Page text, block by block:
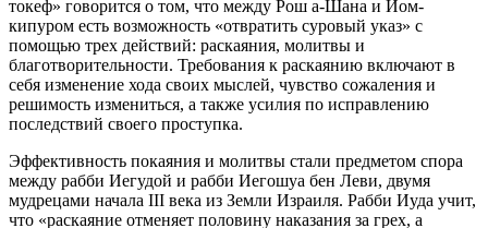
токеф» говорится о том, что между Рош а-Шана и Йом-
кипуром есть возможность «отвратить суровый указ» с
помощью трех действий: раскаяния, молитвы и
благотворительности. Требования к раскаянию включают в
себя изменение хода своих мыслей, чувство сожаления и
решимость измениться, а также усилия по исправлению
последствий своего проступка.
Эффективность покаяния и молитвы стали предметом спора
между рабби Иегудой и рабби Иегошуа бен Леви, двумя
мудрецами начала III века из Земли Израиля. Рабби Иуда учит,
что «раскаяние отменяет половину наказания за грех, а